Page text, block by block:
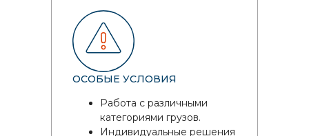
ОСОБЫЕ УСЛОВИЯ
Работа с различными
категориями грузов.
Индивидуальные решения